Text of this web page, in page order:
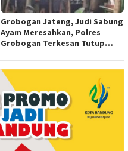
Grobogan Jateng, Judi Sabung
Ayam Meresahkan, Polres
Grobogan Terkesan Tutup